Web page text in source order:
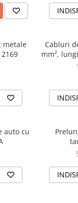
metale
Cabluri
mm²,
auto cu